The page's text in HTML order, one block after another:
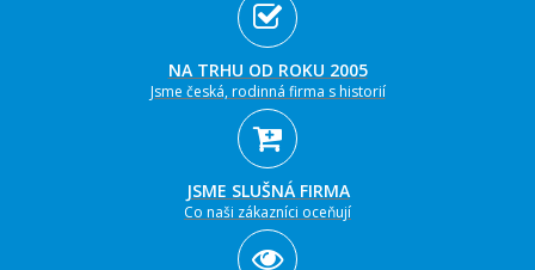
NA TRHU OD ROKU 2005
Jsme česká, rodinná firma s historií
JSME SLUŠNÁ FIRMA
Co naši zákazníci oceňují